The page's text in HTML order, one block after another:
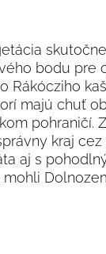
bodu pre
Rákócziho
majú chuť
pohraničí.
kraj
aj s